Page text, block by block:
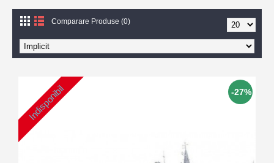
Comparare Produse (0)
-27%
Indisponibil